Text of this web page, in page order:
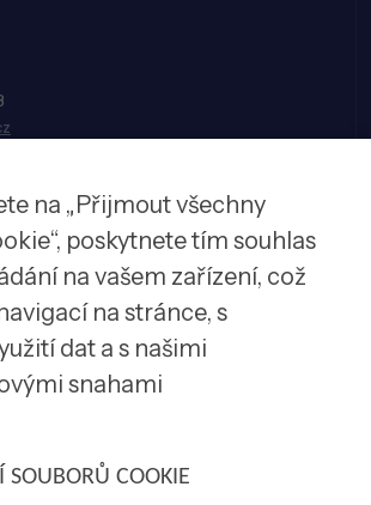
na „Přijmout všechny
poskytnete tím souhlas
na vašem zařízení, což
na stránce, s
dat a s našimi
snahami
SOUBORŮ COOKIE